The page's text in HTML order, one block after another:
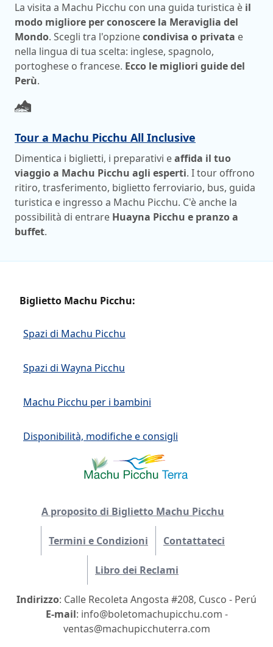
La visita a Machu Picchu con una guida turistica è il
modo migliore per conoscere la Meraviglia del
Mondo. Scegli tra l'opzionecondivisa o privata e
nella lingua di tua scelta: inglese, spagnolo,
portoghese o francese. Ecco le migliori guide del
Perù.
Tour a Machu Picchu All Inclusive
Dimentica i biglietti, i preparativi eaffida il tuo
viaggio a Machu Picchu agli esperti. I tour offrono
ritiro, trasferimento, biglietto ferroviario, bus, guida
turistica e ingresso a Machu Picchu. C'è anche la
possibilità di entrare Huayna Picchu e pranzo a
buffet.
Biglietto Machu Picchu:
Spazi di Machu Picchu
Spazi di Wayna Picchu
Machu Picchu per i bambini
Disponibilità, modifiche e consigli
A proposito di Biglietto Machu Picchu
Termini e Condizioni Contattateci
Libro dei Reclami
Indirizzo: Calle Recoleta Angosta #208, Cusco - Perú
E-mail: info@boletomachupicchu.com -
ventas@machupicchuterra.com